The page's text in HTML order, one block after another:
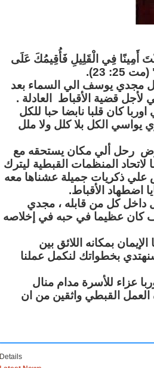
أَمِينًا فِي الْقَلِيلِ فَأُقِيمُكَ عَلَى
23).
مجدي يوسف الي السماء بعد
قضية الأقباط العادلة .
كان قلبا نابضا حبا للكل
يواسي الكل بلا كلل ولا ملل
رحل ألي مكان يستحقه مع
المنظمات القبطية ليترك
علي ذكريات جميلة عشناها معه
اضطهاد الأقباط.
داخل كل من قابله ، مجدي
عظيما في حبه في إخلاصه
بمكانه اللائق بين
بخطواتك لنكمل عملنا
عزاء للأسرة مدام منال
العمل القبطي واثقين من ان
Details